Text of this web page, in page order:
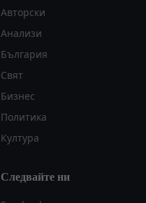
Авторски
Анализи
България
Свят
Бизнес
Политика
Култура
Следвайте ни